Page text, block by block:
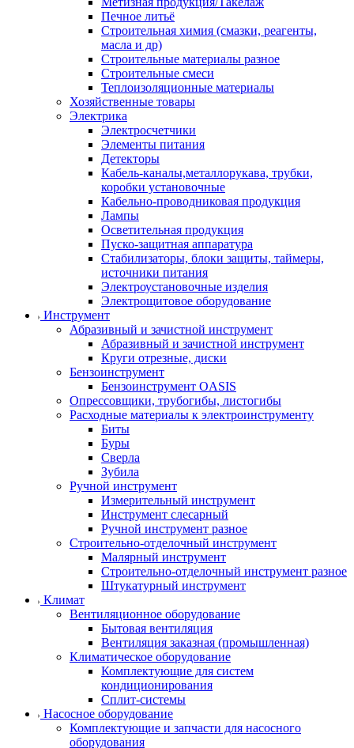
Печное литьё
Строительная химия (смазки, реагенты,
масла и др)
Строительные материалы разное
Строительные смеси
Теплоизоляционные материалы
Хозяйственные товары
Электрика
Электросчетчики
Элементы питания
Детекторы
Кабель-каналы,металлорукава, трубки,
коробки установочные
Кабельно-проводниковая продукция
Лампы
Осветительная продукция
Пуско-защитная аппаратура
Стабилизаторы, блоки защиты, таймеры,
источники питания
Электроустановочные изделия
Электрощитовое оборудование
Инструмент
Абразивный и зачистной инструмент
Абразивный и зачистной инструмент
Круги отрезные, диски
Бензоинструмент
Бензоинструмент OASIS
Опрессовщики, трубогибы, листогибы
Расходные материалы к электроинструменту
Биты
Буры
Сверла
Зубила
Ручной инструмент
Измерительный инструмент
Инструмент слесарный
Ручной инструмент разное
Строительно-отделочный инструмент
Малярный инструмент
Строительно-отделочный инструмент разное
Штукатурный инструмент
Климат
Вентиляционное оборудование
Бытовая вентиляция
Вентиляция заказная (промышленная)
Климатическое оборудование
Комплектующие для систем
кондиционирования
Сплит-системы
Насосное оборудование
Комплектующие и запчасти для насосного
оборудования